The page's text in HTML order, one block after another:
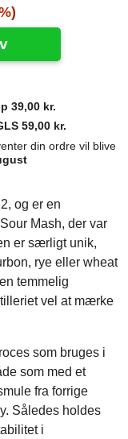
39,00 kr.
59,00 kr.
din ordre vil blive
og er en
Mash, der var
er særligt unik,
rye eller wheat
temmelig
vel at mærke
som bruges i
som med et
fra forrige
Således holdes
i